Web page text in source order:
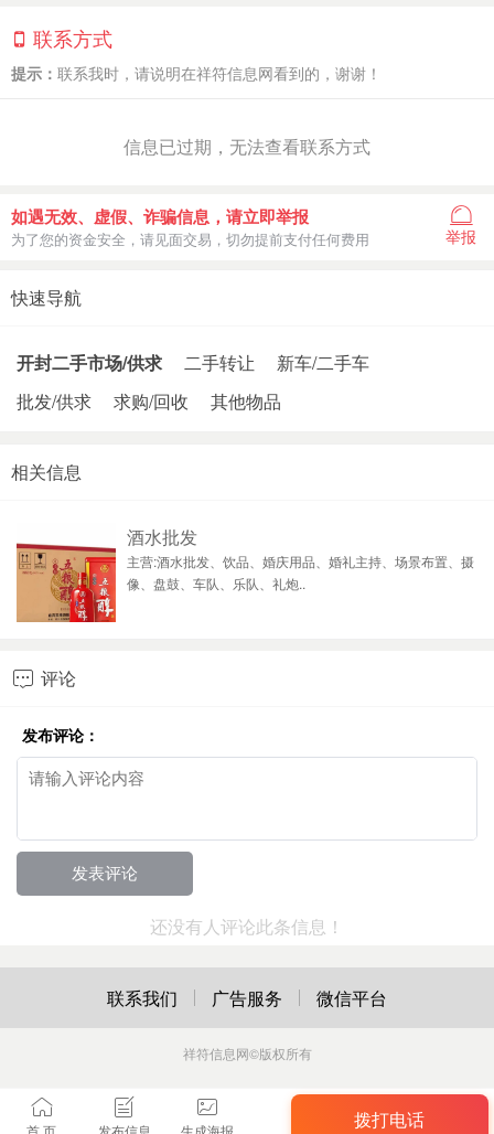
联系方式
提示： 联系我时，请说明在祥符信息网看到的，谢谢！
信息已过期，无法查看联系方式
如遇无效、虚假、诈骗信息，请立即举报
为了您的资金安全，请见面交易，切勿提前支付任何费用 举报
快速导航
开封二手市场/供求 二手转让
新车/二手车
批发/供求
求购/回收 其他物品
相关信息
酒水批发
主营:酒水批发、饮品、婚庆用品、婚礼主持、场景布置、摄
像、盘鼓、车队、乐队、礼炮..
 评论
发布评论：
还没有人评论此条信息！
拨打电话
首 页 发布信息 生成海报
联系我们 广告服务 微信平台
祥符信息网©版权所有